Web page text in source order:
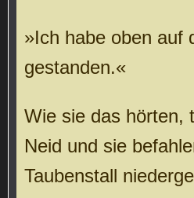
»Ich habe oben auf
gestanden.«
Wie sie das hörten,
Neid und sie
Taubenstall